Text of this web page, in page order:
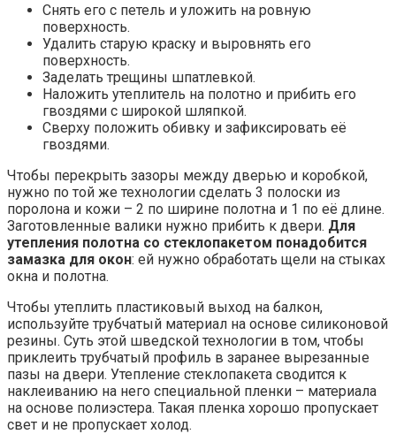
Снять его с петель и уложить на ровную
поверхность.
Удалить старую краску и выровнять его
поверхность.
Заделать трещины шпатлевкой.
Наложить утеплитель на полотно и прибить его
гвоздями с широкой шляпкой.
Сверху положить обивку и зафиксировать её
гвоздями.
Чтобы перекрыть зазоры между дверью и коробкой,
нужно по той же технологии сделать 3 полоски из
поролона и кожи – 2 по ширине полотна и 1 по её длине.
Заготовленные валики нужно прибить к двери. Для
утепления полотна со стеклопакетом понадобится
замазка для окон: ей нужно обработать щели на стыках
окна и полотна.
Чтобы утеплить пластиковый выход на балкон,
используйте трубчатый материал на основе силиконовой
резины. Суть этой шведской технологии в том, чтобы
приклеить трубчатый профиль в заранее вырезанные
пазы на двери. Утепление стеклопакета сводится к
наклеиванию на него специальной пленки – материала
на основе полиэстера. Такая пленка хорошо пропускает
свет и не пропускает холод.